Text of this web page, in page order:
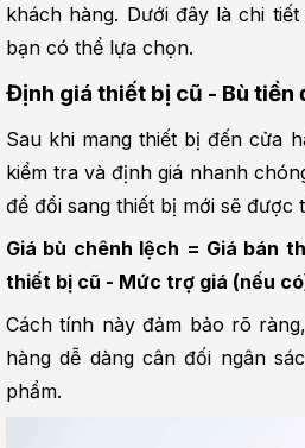
khách hàng. Dưới đây là chi
bạn có thể lựa chọn.
Định giá thiết bị cũ - Bù tiền
Sau khi mang thiết bị đến cửa
kiểm tra và định giá nhanh
để đổi sang thiết bị mới sẽ được
Giá bù chênh lệch = Giá bán
thiết bị cũ - Mức trợ giá (nếu
Cách tính này đảm bảo rõ
hàng dễ dàng cân đối ngân
phẩm.